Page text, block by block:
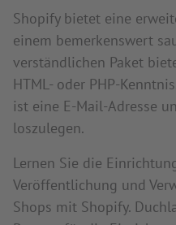
Shopify bietet eine
einem bemerkenswert
verständlichen Paket
HTML- oder PHP-
ist eine E-Mail-Adresse
loszulegen.
Lernen Sie die
Veröffentlichung und
Shops mit Shopify.